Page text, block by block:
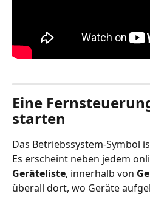
Eine
starten
Das Betriebssystem-Symbol
Es erscheint neben jedem
Geräteliste, innerhalb von
überall dort, wo Geräte